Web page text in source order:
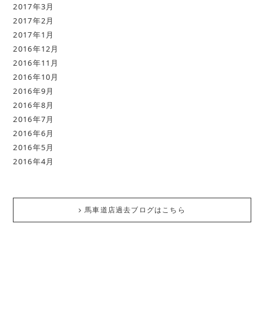
2017年3月
2017年2月
2017年1月
2016年12月
2016年11月
2016年10月
2016年9月
2016年8月
2016年7月
2016年6月
2016年5月
2016年4月
馬車道店過去ブログはこちら